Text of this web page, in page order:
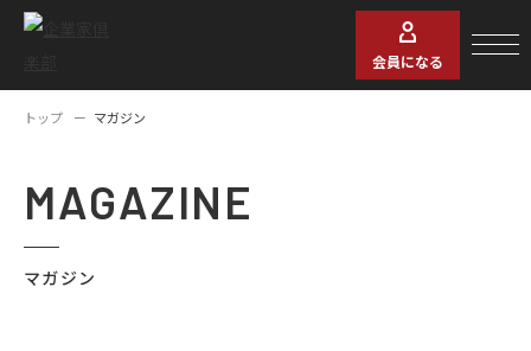
会員になる
トップ マガジン
MAGAZINE
マガジン